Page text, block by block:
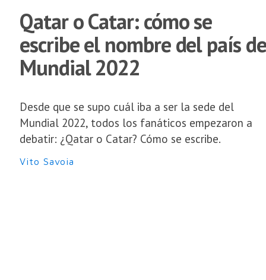
Qatar o Catar: cómo se
escribe el nombre del país
Mundial 2022
Desde que se supo cuál iba a ser la sede del
Mundial 2022, todos los fanáticos empezaron a
debatir: ¿Qatar o Catar? Cómo se escribe.
Vito Savoia